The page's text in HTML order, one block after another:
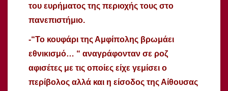
του ευρήματος της περιοχής τους στο
πανεπιστήμιο.
-“Το κουφάρι της Αμφίπολης βρωμάει
εθνικισμό… “ αναγράφονταν σε ροζ
αφισέτες με τις οποίες είχε γεμίσει ο
περίβολος αλλά και η είσοδος της Αίθουσας